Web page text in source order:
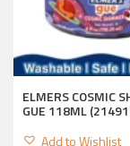
ELMERS COSMIC
GUE 118ML
Add to Wishlist